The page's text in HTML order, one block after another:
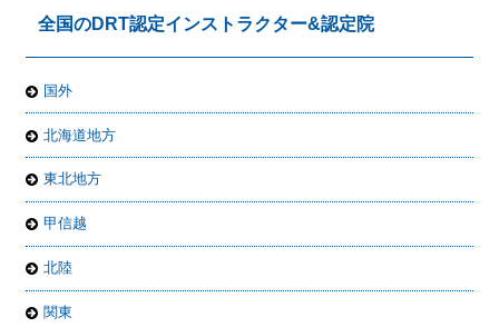
全国のDRT認定インストラクター&認定院
国外
北海道地方
東北地方
甲信越
北陸
関東